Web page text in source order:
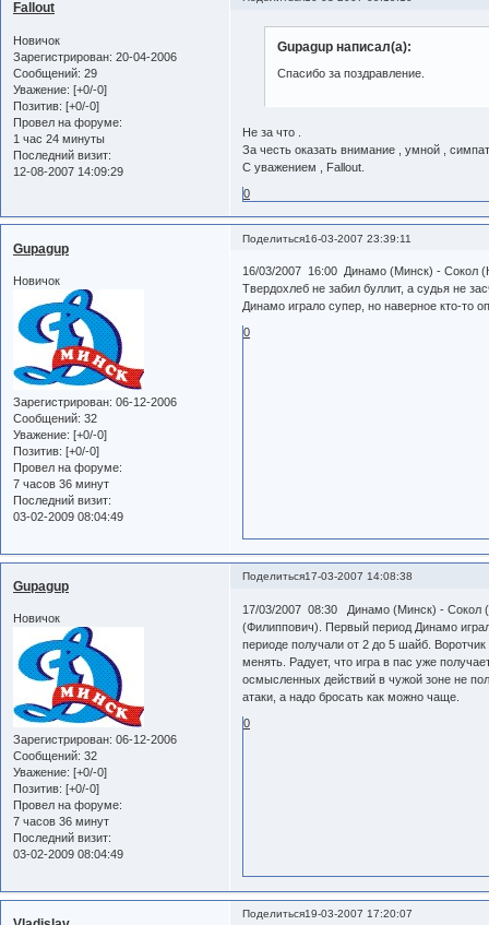
Fallout
Новичок
Зарегистрирован: 20-04-2006
Сообщений: 29
Уважение: [+0/-0]
Позитив: [+0/-0]
Провел на форуме:
1 час 24 минуты
Последний визит:
12-08-2007 14:09:29
Gupagup написал(а):
Спасибо за поздравление.
Не за что .
За честь оказать внимание , умной ,
С уважением , Fallout.
0
Поделиться16-03-2007 23:39:11
Gupagup
Новичок
Зарегистрирован: 06-12-2006
Сообщений: 32
Уважение: [+0/-0]
Позитив: [+0/-0]
Провел на форуме:
7 часов 36 минут
Последний визит:
03-02-2009 08:04:49
16/03/2007 16:00 Динамо (Минск) - Сокол
Твердохлеб не забил буллит, а судья не
Динамо играло супер, но наверное кто-то
0
Поделиться17-03-2007 14:08:38
Gupagup
Новичок
Зарегистрирован: 06-12-2006
Сообщений: 32
Уважение: [+0/-0]
Позитив: [+0/-0]
Провел на форуме:
7 часов 36 минут
Последний визит:
03-02-2009 08:04:49
17/03/2007 08:30 Динамо (Минск) - Сокол
(Филиппович). Первый период Динамо
периоде получали от 2 до 5 шайб.
менять. Радует, что игра в пас уже
осмысленных действий в чужой зоне не
атаки, а надо бросать как можно чаще.
0
Поделиться19-03-2007 17:20:07